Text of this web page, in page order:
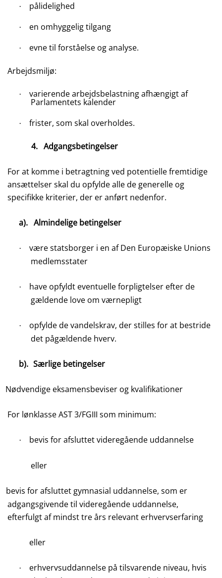
· pålidelighed
· en omhyggelig tilgang
· evne til forståelse og analyse.
Arbejdsmiljø:
· varierende arbejdsbelastning afhængigt af
Parlamentets kalender
· frister, som skal overholdes.
4. Adgangsbetingelser
For at komme i betragtning ved potentielle fremtidige
ansættelser skal du opfylde alle de generelle og
specifikke kriterier, der er anført nedenfor.
a). Almindelige betingelser
·
være statsborger i en af Den Europæiske Unions
medlemsstater
·
have opfyldt eventuelle forpligtelser efter de
gældende love om værnepligt
·
opfylde de vandelskrav, der stilles for at bestride
det pågældende hverv.
b). Særlige betingelser
Nødvendige eksamensbeviser og kvalifikationer
For lønklasse AST 3/FGIII som minimum:
· bevis for afsluttet videregående uddannelse
eller
bevis for afsluttet gymnasial uddannelse, som er
adgangsgivende til videregående uddannelse,
efterfulgt af mindst tre års relevant erhvervserfaring
eller
·
erhvervsuddannelse på tilsvarende niveau, hvis